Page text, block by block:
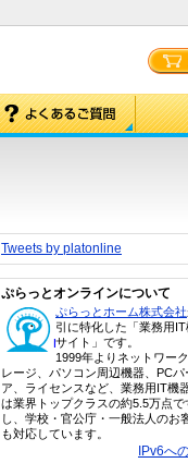
Tweets by platonline
ぷらっとオンラインについて
ぷらっとホーム株式会社
引に特化した「業務用
サイト」です。
1999年よりネットワー
レージ、パソコン周辺機器、PCパ
ア、ライセンスなど、業務用IT機
は業界トップクラスの約5.5万点
し、学校・官公庁・一般法人のお
も対応しています。
IPv6へ